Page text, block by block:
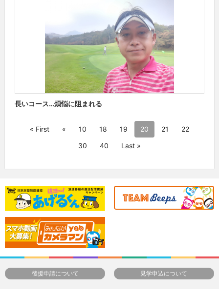
長いコース…煩悩に阻まれる
« First « 10 18 19 20 21
22
30
40 Last »
後援申請について 見学申込について